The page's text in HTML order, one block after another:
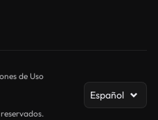
de Uso
Español